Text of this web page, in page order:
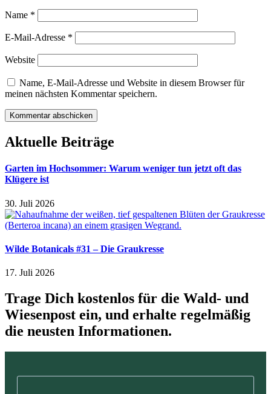
Name *
E-Mail-Adresse *
Website
Name, E-Mail-Adresse und Website in diesem Browser für
meinen nächsten Kommentar speichern.
Aktuelle Beiträge
Garten im Hochsommer: Warum weniger tun jetzt oft das
Klügere ist
30. Juli 2026
Wilde Botanicals #31 – Die Graukresse
17. Juli 2026
Trage Dich kostenlos für die Wald- und
Wiesenpost ein, und erhalte regelmäßig
die neusten Informationen.